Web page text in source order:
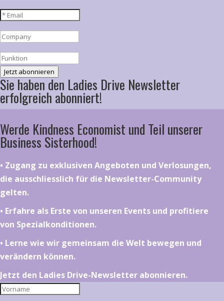
Jetzt abonnieren
Sie haben den Ladies Drive Newsletter
erfolgreich abonniert!
Werde Kindness Economist und Teil unserer
Business Sisterhood!
•⁠ ⁠⁠Zugang zu exklusiven Angeboten und Verlosungen,
die ausschliesslich für die Newsletter-Community
gelten.
•⁠ ⁠⁠Erfahre als Erste von unseren Events und profitiere
von Spezialkonditionen.
•⁠ ⁠⁠Lerne wie wir gemeinsam die Welt bewegen und
verändern können.
Jetzt den Ladies Drive-Newsletter abonnieren.